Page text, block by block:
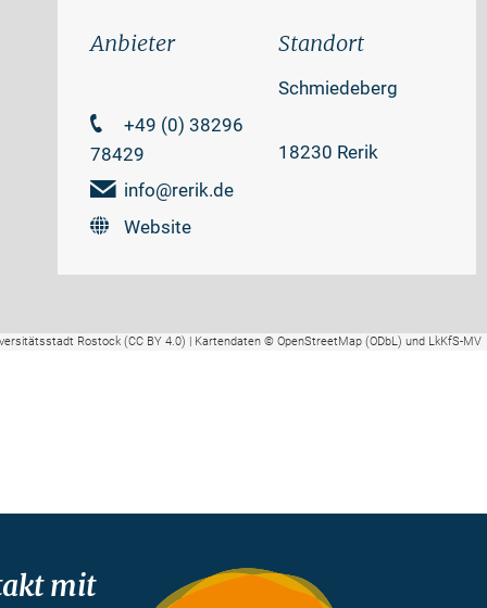
Rostock (CC BY 4.0) | Kartendaten © OpenStreetMap (ODbL) und LkKfS-MV
Anbieter
+49 (0) 38296
78429
info@rerik.de
Website
Standort
Schmiedeberg
18230 Rerik
mit